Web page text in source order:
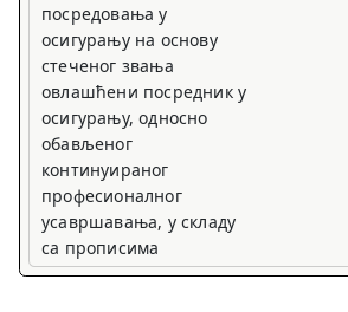
посредовања у
осигурању на основу
стеченог звања
овлашћени посредник у
осигурању, односно
обављеног
континуираног
професионалног
усавршавања, у складу
са прописима